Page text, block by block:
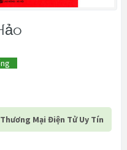
Mại Điện Tử Uy Tín